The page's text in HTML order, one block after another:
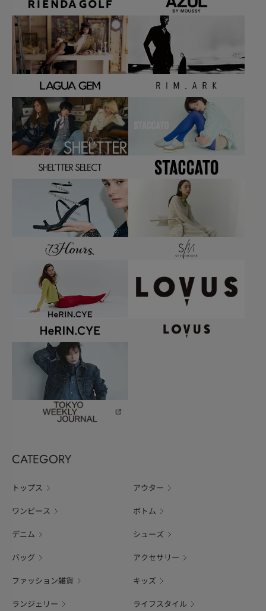
CATEGORY
トップス アウター
ワンピース ボトム
デニム シューズ
バッグ アクセサリー
ファッション雑貨 キッズ
ランジェリー ライフスタイル